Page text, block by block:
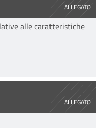
ALLEGATO
alle caratteristiche
ALLEGATO